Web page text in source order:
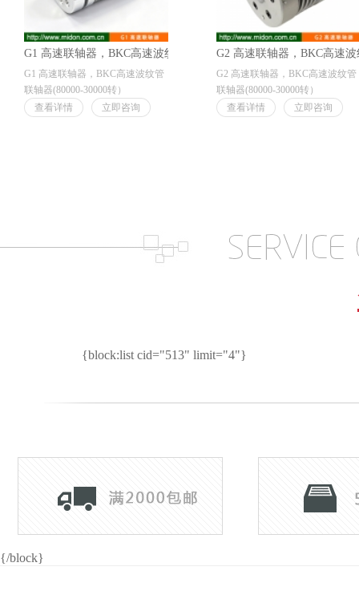
G1 高速联轴器，BKC高速波纹管联轴器
G1 高速联轴器，BKC高速波纹管
联轴器(80000-30000转）
查看详情
立即咨询
G2 高速联轴器，BKC高速
G2 高速联轴器，BKC高速波纹管
联轴器(80000-30000转）
查看详情
立即咨询
{block:list cid="513" limit="4"}
{/block}